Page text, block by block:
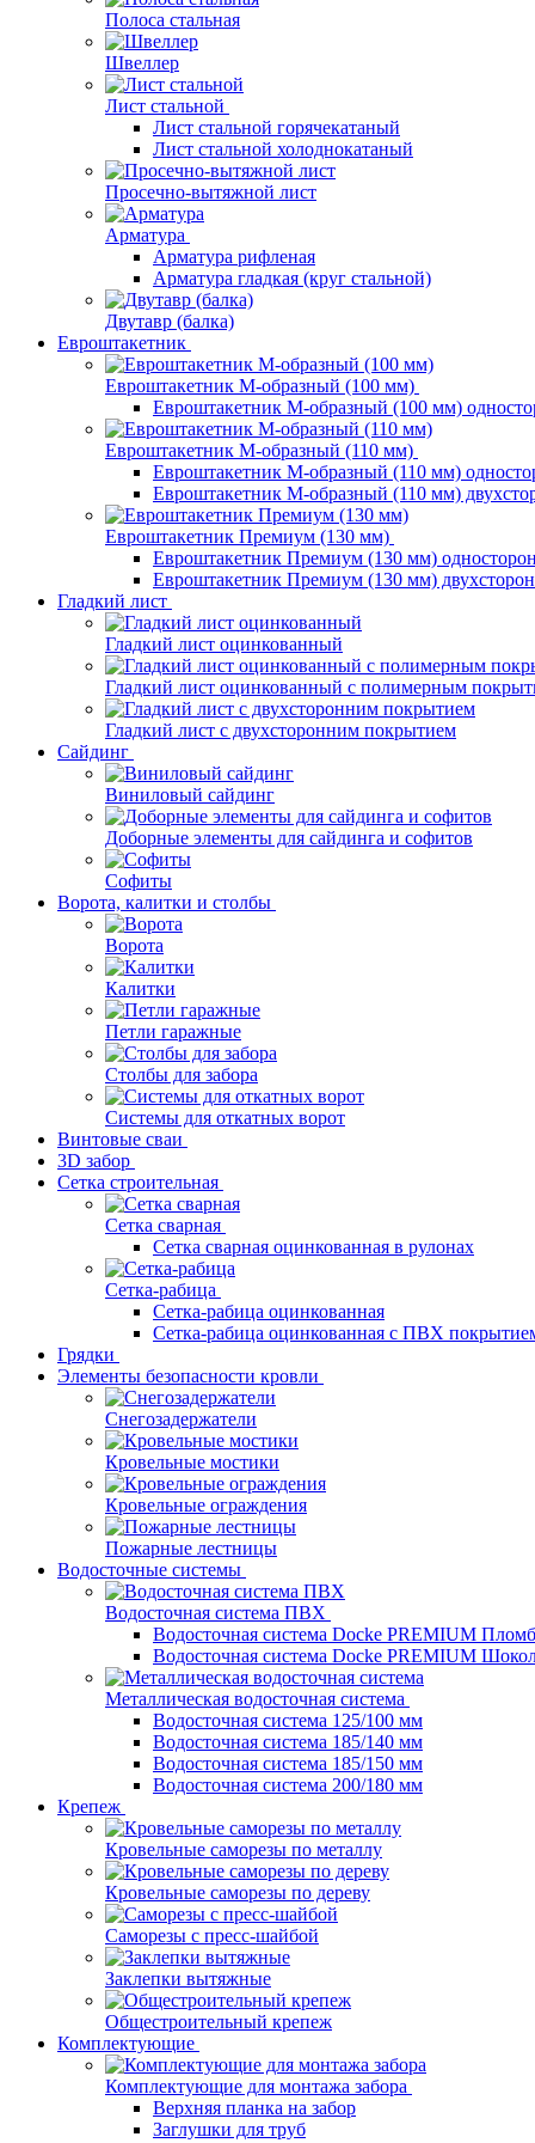
Полоса стальная
Швеллер
Лист стальной
Лист стальной горячекатаный
Лист стальной холоднокатаный
Просечно-вытяжной лист
Арматура
Арматура рифленая
Арматура гладкая (круг стальной)
Двутавр (балка)
Евроштакетник
Евроштакетник М-образный (100 мм)
Евроштакетник М-образный (100 мм)
Евроштакетник М-образный (110 мм)
Евроштакетник М-образный (110 мм)
Евроштакетник М-образный (110 мм)
Евроштакетник Премиум (130 мм)
Евроштакетник Премиум (130 мм)
Евроштакетник Премиум (130 мм)
Гладкий лист
Гладкий лист оцинкованный
Гладкий лист оцинкованный с полимерным
Гладкий лист с двухсторонним покрытием
Сайдинг
Виниловый сайдинг
Доборные элементы для сайдинга и софитов
Софиты
Ворота, калитки и столбы
Ворота
Калитки
Петли гаражные
Столбы для забора
Системы для откатных ворот
Винтовые сваи
3D забор
Сетка строительная
Сетка сварная
Сетка сварная оцинкованная в рулонах
Сетка-рабица
Сетка-рабица оцинкованная
Сетка-рабица оцинкованная с ПВХ
Грядки
Элементы безопасности кровли
Снегозадержатели
Кровельные мостики
Кровельные ограждения
Пожарные лестницы
Водосточные системы
Водосточная система ПВХ
Водосточная система Docke PREMIUM
Водосточная система Docke PREMIUM
Металлическая водосточная система
Водосточная система 125/100 мм
Водосточная система 185/140 мм
Водосточная система 185/150 мм
Водосточная система 200/180 мм
Крепеж
Кровельные саморезы по металлу
Кровельные саморезы по дереву
Саморезы с пресс-шайбой
Заклепки вытяжные
Общестроительный крепеж
Комплектующие
Комплектующие для монтажа забора
Верхняя планка на забор
Заглушки для труб